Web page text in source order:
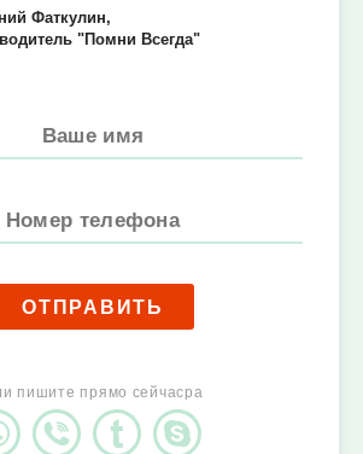
Фаткулин,
"Помни Всегда"
ОТПРАВИТЬ
пишите прямо сейчасpa